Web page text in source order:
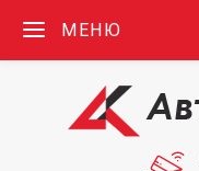
МЕНЮ